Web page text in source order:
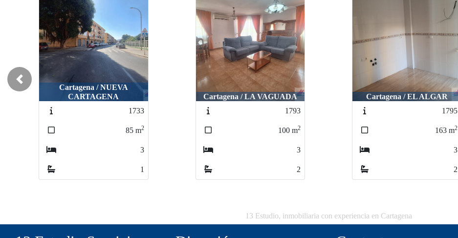
Cartagena / NUEVA
CARTAGENA
1733
85 m2
3
1
Cartagena / LA VAGUADA
1793
100 m2
3
2
Cartagena / EL ALGAR
1795
163 m2
3
2
Previous
13 Estudio, inmobiliaria con experiencia en Cartagena